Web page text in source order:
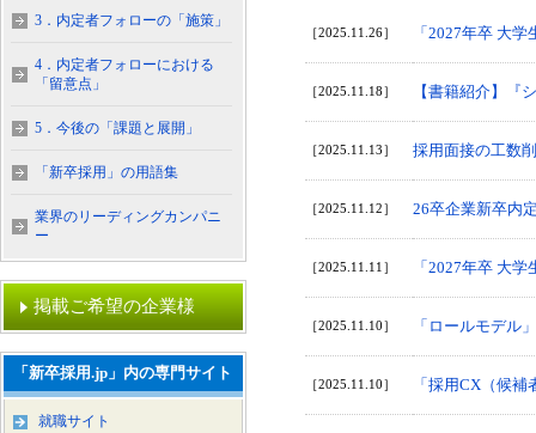
［2025.11.26］ 「2027年卒 大
［2025.11.18］ 【書籍紹介】『
［2025.11.13］ 採用面接の工数
［2025.11.12］ 26卒企業新卒内
［2025.11.11］ 「2027年卒 大
［2025.11.10］ 「ロールモデル
［2025.11.10］ 「採用CX（候
3．内定者フォローの「施策」
4．内定者フォローにおける
「留意点」
5．今後の「課題と展開」
「新卒採用」の用語集
業界のリーディングカンパニ
ー
掲載ご希望の企業様
「新卒採用.jp」内の専門サイト
就職サイト